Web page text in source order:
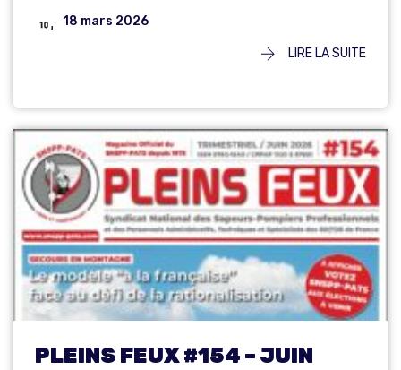
18 mars 2026
LIRE LA SUITE
PLEINS FEUX #154 – JUIN